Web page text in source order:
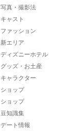
写真・撮影法
キャスト
ファッション
新エリア
ディズニーホテル
グッズ・お土産
キャラクター
ショップ
ショップ
豆知識集
デート情報